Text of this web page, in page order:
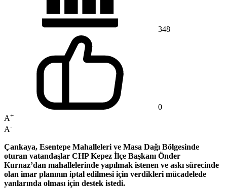
348
0
A+
A-
Çankaya, Esentepe Mahalleleri ve Masa Dağı Bölgesinde
oturan vatandaşlar CHP Kepez İlçe Başkanı Önder
Kurnaz’dan mahallelerinde yapılmak istenen ve askı sürecinde
olan imar planının iptal edilmesi için verdikleri mücadelede
yanlarında olması için destek istedi.